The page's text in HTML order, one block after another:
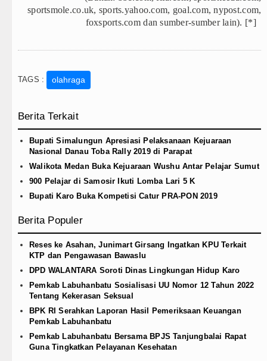
sportsmole.co.uk, sports.yahoo.com, goal.com, nypost.com,
foxsports.com dan sumber-sumber lain). [*]
TAGS : olahraga
Berita Terkait
Bupati Simalungun Apresiasi Pelaksanaan Kejuaraan
Nasional Danau Toba Rally 2019 di Parapat
Walikota Medan Buka Kejuaraan Wushu Antar Pelajar Sumut
900 Pelajar di Samosir Ikuti Lomba Lari 5 K
Bupati Karo Buka Kompetisi Catur PRA-PON 2019
Berita Populer
Reses ke Asahan, Junimart Girsang Ingatkan KPU Terkait
KTP dan Pengawasan Bawaslu
DPD WALANTARA Soroti Dinas Lingkungan Hidup Karo
Pemkab Labuhanbatu Sosialisasi UU Nomor 12 Tahun 2022
Tentang Kekerasan Seksual
BPK RI Serahkan Laporan Hasil Pemeriksaan Keuangan
Pemkab Labuhanbatu
Pemkab Labuhanbatu Bersama BPJS Tanjungbalai Rapat
Guna Tingkatkan Pelayanan Kesehatan